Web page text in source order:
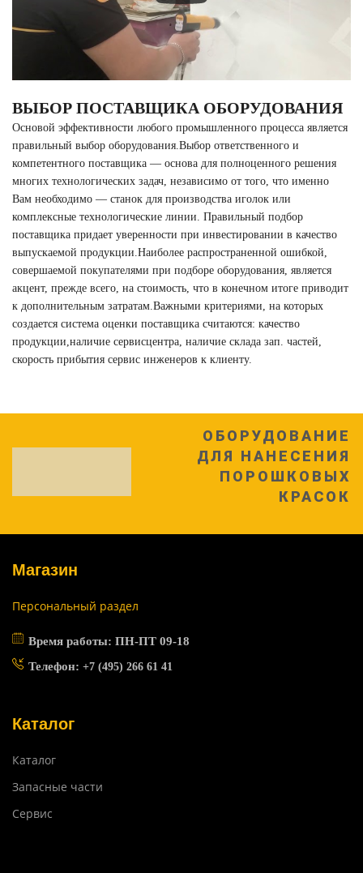
ВЫБОР ПОСТАВЩИКА ОБОРУДОВАНИЯ
Основой эффективности любого промышленного процесса является
правильный выбор оборудования.Выбор ответственного и
компетентного поставщика — основа для полноценного решения
многих технологических задач, независимо от того, что именно
Вам необходимо — станок для производства иголок или
комплексные технологические линии. Правильный подбор
поставщика придает уверенности при инвестировании в качество
выпускаемой продукции.Наиболее распространенной ошибкой,
совершаемой покупателями при подборе оборудования, является
акцент, прежде всего, на стоимость, что в конечном итоге приводит
к дополнительным затратам.Важными критериями, на которых
создается система оценки поставщика считаются: качество
продукции,наличие сервисцентра, наличие склада зап. частей,
скорость прибытия сервис инженеров к клиенту.
ОБОРУДОВАНИЕ
ДЛЯ НАНЕСЕНИЯ
ПОРОШКОВЫХ
КРАСОК
Магазин
Персональный раздел
Время работы: ПН-ПТ 09-18
Телефон: +7 (495) 266 61 41
Каталог
Каталог
Запасные части
Сервис